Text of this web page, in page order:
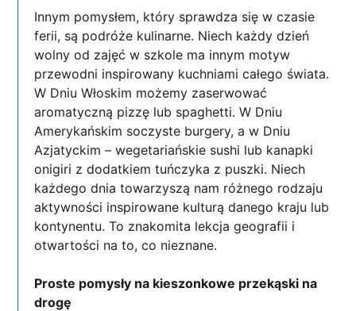
Innym pomysłem, który sprawdza się w czasie
ferii, są podróże kulinarne. Niech każdy dzień
wolny od zajęć w szkole ma innym motyw
przewodni inspirowany kuchniami całego świata.
W Dniu Włoskim możemy zaserwować
aromatyczną pizzę lub spaghetti. W Dniu
Amerykańskim soczyste burgery, a w Dniu
Azjatyckim – wegetariańskie sushi lub kanapki
onigiri z dodatkiem tuńczyka z puszki. Niech
każdego dnia towarzyszą nam różnego rodzaju
aktywności inspirowane kulturą danego kraju lub
kontynentu. To znakomita lekcja geografii i
otwartości na to, co nieznane.
Proste pomysły na kieszonkowe przekąski na
drogę